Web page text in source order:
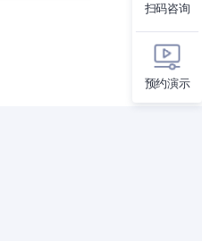
扫码咨询
预约演示